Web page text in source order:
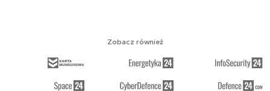
Zobacz również